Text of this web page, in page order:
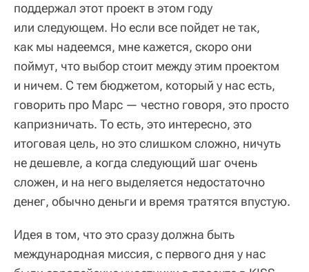
поддержал этот проект в этом году
или следующем. Но если все пойдет не так,
как мы надеемся, мне кажется, скоро они
поймут, что выбор стоит между этим проектом
и ничем. С тем бюджетом, который у нас есть,
говорить про Марс — честно говоря, это просто
капризничать. То есть, это интересно, это
итоговая цель, но это слишком сложно, ничуть
не дешевле, а когда следующий шаг очень
сложен, и на него выделяется недостаточно
денег, обычно деньги и время тратятся впустую.
Идея в том, что это сразу должна быть
международная миссия, с первого дня у нас